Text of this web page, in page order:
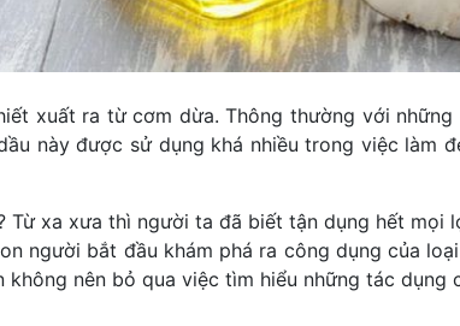
xuất ra từ cơm dừa. Thông thường với
này được sử dụng khá nhiều trong việc làm
Từ xa xưa thì người ta đã biết tận dụng hết mọi
người bắt đầu khám phá ra công dụng của
nên bỏ qua việc tìm hiểu những tác dụng